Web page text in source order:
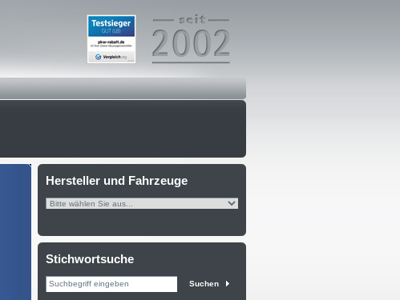
Hersteller und Fahrzeuge
Stichwortsuche
Suchen